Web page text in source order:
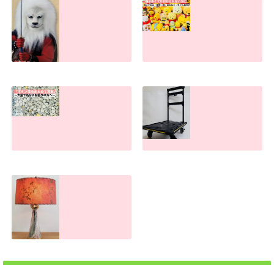
古い物・キズ汚れ
があっても売れま
す！
分のお手伝いしま
とめて買取しま
す。大量でもお任
せください
2026.07.22